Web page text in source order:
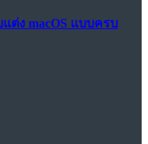
ต่ง macOS แบบครบ